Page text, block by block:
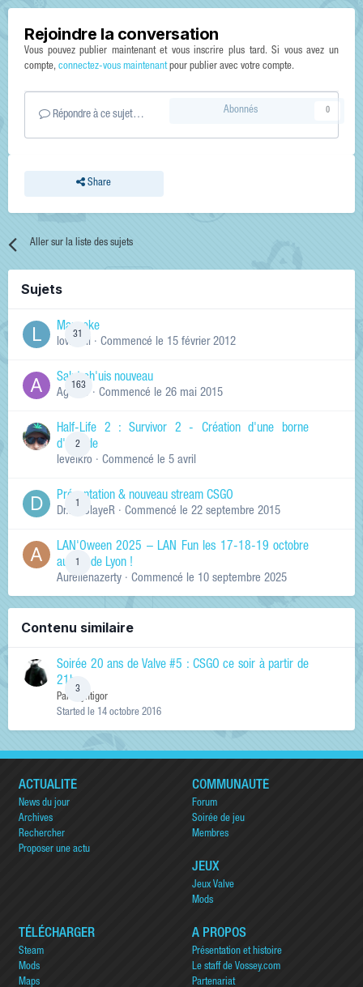
Rejoindre la conversation
Vous pouvez publier maintenant et vous inscrire plus tard. Si vous avez un
compte, connectez-vous maintenantpour publier avec votre compte.
Répondre à ce sujet…
Share
Abonnés 0
Aller sur la liste des sujets
Sujets
31
Manneke
lowskill · Commencé le 15 février 2012
163
Salut ch'uis nouveau
Ag0Nie · Commencé le 26 mai 2015
2
Half-Life 2 : Survivor 2 - Création d'une borne
d'arcade
levelkro · Commencé le 5 avril
Présentation & nouveau stream CSGO
Dr.KinSlayeR · Commencé le 22 septembre 2015
LAN'Oween 2025 – LAN Fun les 17-18-19 octobre
au sud de Lyon !
Aurelienazerty · Commencé le 10 septembre 2025
Contenu similaire
3
Soirée 20 ans de Valve #5 : CSGO ce soir à partir de
21h
Par
Exyntigor
Started le 14 octobre 2016
ACTUALITÉ
News du jour
Archives
Rechercher
Proposer une actu
COMMUNAUTÉ
Forum
Soirée de jeu
Membres
JEUX
Jeux Valve
Mods
TÉLÉCHARGER
Steam
Mods
Maps
A PROPOS
Présentation et histoire
Le staff de Vossey.com
Partenariat